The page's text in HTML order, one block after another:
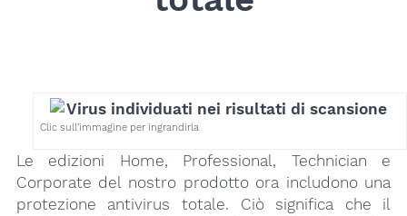
Clic sull’immagine per ingrandirla
Le edizioni Home, Professional, Technician e
Corporate del nostro prodotto ora includono una
protezione antivirus totale. Ciò significa che il